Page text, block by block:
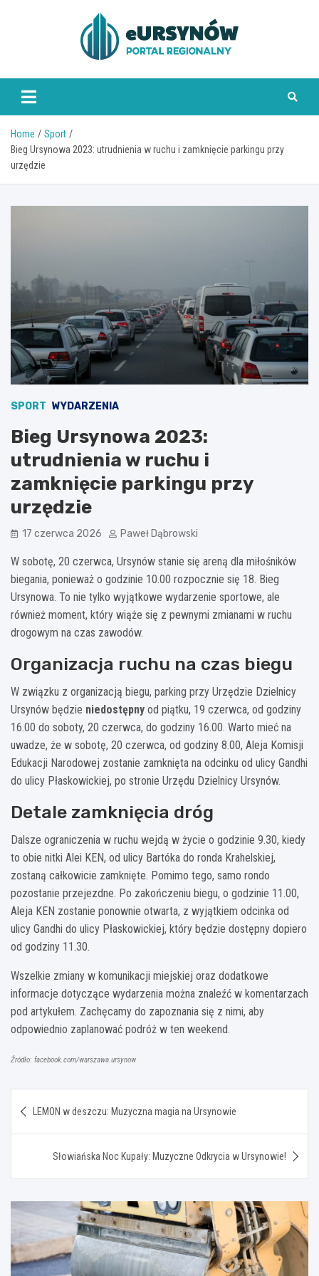
Home
Sport
Bieg Ursynowa 2023: utrudnienia w ruchu i zamknięcie parkingu przy
urzędzie
SPORT WYDARZENIA
Bieg Ursynowa 2023:
utrudnienia w ruchu i
zamknięcie parkingu przy
urzędzie
17 czerwca 2026 Paweł Dąbrowski
W sobotę, 20 czerwca, Ursynów stanie się areną dla miłośników
biegania, ponieważ o godzinie 10.00 rozpocznie się 18. Bieg
Ursynowa. To nie tylko wyjątkowe wydarzenie sportowe, ale
również moment, który wiąże się z pewnymi zmianami w ruchu
drogowym na czas zawodów.
Organizacja ruchu na czas biegu
W związku z organizacją biegu, parking przy Urzędzie Dzielnicy
Ursynów będzie niedostępny od piątku, 19 czerwca, od godziny
16.00 do soboty, 20 czerwca, do godziny 16.00. Warto mieć na
uwadze, że w sobotę, 20 czerwca, od godziny 8.00, Aleja Komisji
Edukacji Narodowej zostanie zamknięta na odcinku od ulicy Gandhi
do ulicy Płaskowickiej, po stronie Urzędu Dzielnicy Ursynów.
Detale zamknięcia dróg
Dalsze ograniczenia w ruchu wejdą w życie o godzinie 9.30, kiedy
to obie nitki Alei KEN, od ulicy Bartóka do ronda Krahelskiej,
zostaną całkowicie zamknięte. Pomimo tego, samo rondo
pozostanie przejezdne. Po zakończeniu biegu, o godzinie 11.00,
Aleja KEN zostanie ponownie otwarta, z wyjątkiem odcinka od
ulicy Gandhi do ulicy Płaskowickiej, który będzie dostępny dopiero
od godziny 11.30.
Wszelkie zmiany w komunikacji miejskiej oraz dodatkowe
informacje dotyczące wydarzenia można znaleźć w komentarzach
pod artykułem. Zachęcamy do zapoznania się z nimi, aby
odpowiednio zaplanować podróż w ten weekend.
Źródło: facebook.com/warszawa.ursynow
wpisu
LEMON w deszczu: Muzyczna magia na Ursynowie
Słowiańska Noc Kupały: Muzyczne Odkrycia w Ursynowie!